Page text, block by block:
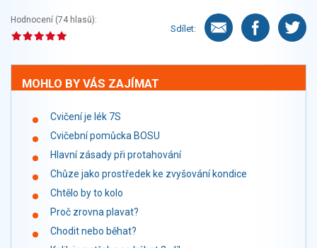
Hodnocení (74 hlasů):
Sdílet:
MOHLO BY VÁS ZAJÍMAT
Cvičení je lék 7S
Cvičební pomůcka BOSU
Hlavní zásady při protahování
Chůze jako prostředek ke zvyšování kondice
Chtělo by to kolo
Proč zrovna plavat?
Chodit nebo běhat?